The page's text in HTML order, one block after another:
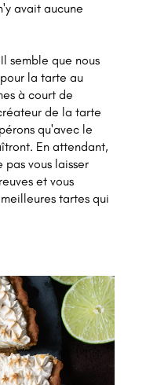
avait aucune
semble que nous
la tarte au
à court de
de la tarte
qu'avec le
En attendant,
pas vous laisser
et vous
tartes qui